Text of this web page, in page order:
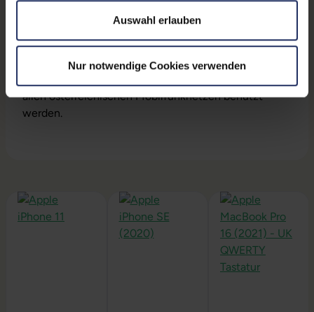
Auswahl erlauben
Nur notwendige Cookies verwenden
können wir keine Garantieleistungen auf Akkus und
deren Laufzeiten übernehmen.
allen österreichischen Mobilfunknetzen benutzt
werden.
Produktgalerie überspringen